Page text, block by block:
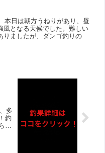
日は朝方うねりがあり、昼
風となる天候でした。難しい
りましたが、ダンゴ釣りのお
多
釣
せ